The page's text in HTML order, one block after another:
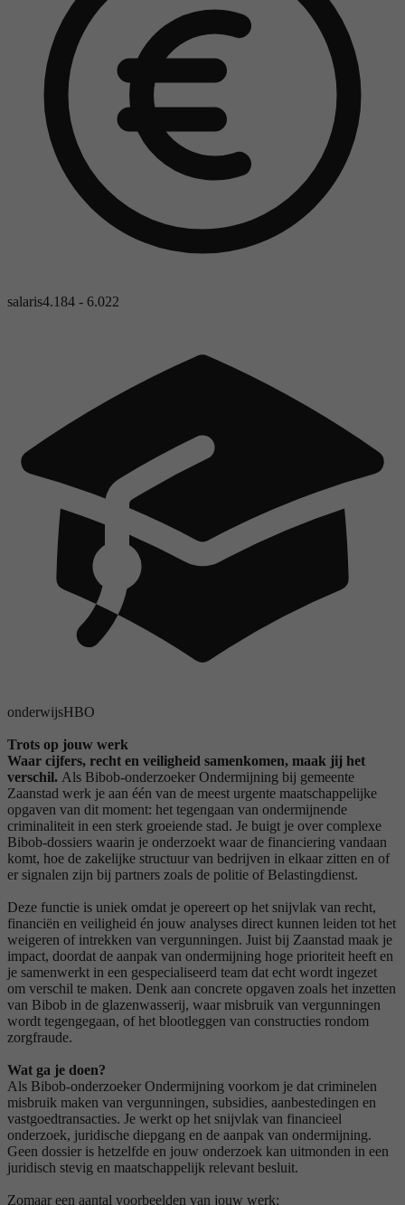
salaris4.184 - 6.022
onderwijsHBO
Trots op jouw werk
Waar cijfers, recht en veiligheid samenkomen, maak jij het
verschil. Als Bibob-onderzoeker Ondermijning bij gemeente
Zaanstad werk je aan één van de meest urgente maatschappelijke
opgaven van dit moment: het tegengaan van ondermijnende
criminaliteit in een sterk groeiende stad. Je buigt je over complexe
Bibob-dossiers waarin je onderzoekt waar de financiering vandaan
komt, hoe de zakelijke structuur van bedrijven in elkaar zitten en of
er signalen zijn bij partners zoals de politie of Belastingdienst.
Deze functie is uniek omdat je opereert op het snijvlak van recht,
financiën en veiligheid én jouw analyses direct kunnen leiden tot het
weigeren of intrekken van vergunningen. Juist bij Zaanstad maak je
impact, doordat de aanpak van ondermijning hoge prioriteit heeft en
je samenwerkt in een gespecialiseerd team dat echt wordt ingezet
om verschil te maken. Denk aan concrete opgaven zoals het inzetten
van Bibob in de glazenwasserij, waar misbruik van vergunningen
wordt tegengegaan, of het blootleggen van constructies rondom
zorgfraude.
Wat ga je doen?
Als Bibob-onderzoeker Ondermijning voorkom je dat criminelen
misbruik maken van vergunningen, subsidies, aanbestedingen en
vastgoedtransacties. Je werkt op het snijvlak van financieel
onderzoek, juridische diepgang en de aanpak van ondermijning.
Geen dossier is hetzelfde en jouw onderzoek kan uitmonden in een
juridisch stevig en maatschappelijk relevant besluit.
Zomaar een aantal voorbeelden van jouw werk: